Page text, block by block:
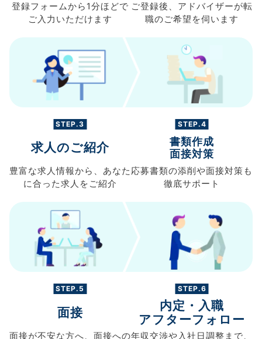
登録フォームから 1分ほどで
ご入力 いただけます
ご登録後、 アドバイザーが転
職のご希望を伺います
STEP.3
求人のご紹介
豊富な求人情報から、 あなた
に合った求人を ご紹介
STEP.4
書類作成
面接対策
応募書類の添削や面接対策も
徹底サポート
STEP.5
面接
面接が不安な方へ、 面接への
STEP.6
内定・入職
アフターフォロー
年収交渉や入社日調整まで、